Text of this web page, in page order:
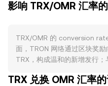
影响 TRX/OMR 汇率
TRX/OMR 的 conversion
面，TRON 网络通过区块奖
TRX，构成温和的新增发行
将 TRX 冻结用于获取带宽与
TRX 兑换 OMR 汇率